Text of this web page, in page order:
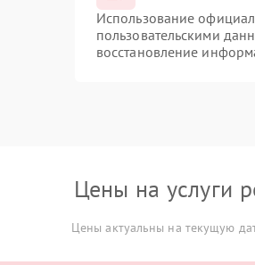
Использование
пользовательскими
восстановление
Цены на услуги
Цены актуальны на текущую